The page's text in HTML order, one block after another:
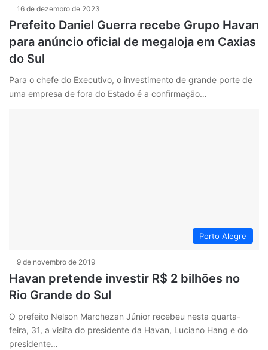
16 de dezembro de 2023
Prefeito Daniel Guerra recebe Grupo Havan
para anúncio oficial de megaloja em Caxias
do Sul
Para o chefe do Executivo, o investimento de grande porte de
uma empresa de fora do Estado é a confirmação…
Porto Alegre
9 de novembro de 2019
Havan pretende investir R$ 2 bilhões no
Rio Grande do Sul
O prefeito Nelson Marchezan Júnior recebeu nesta quarta-
feira, 31, a visita do presidente da Havan, Luciano Hang e do
presidente…